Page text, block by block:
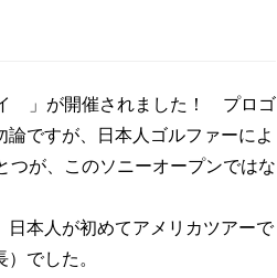
」が開催されました！ プロゴ
ですが、日本人ゴルファーによ
つが、このソニーオープンではな
日本人が初めてアメリカツアーで
でした。